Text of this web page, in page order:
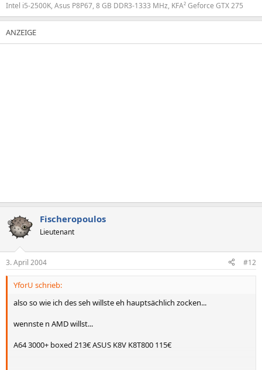
Intel i5-2500K, Asus P8P67, 8 GB DDR3-1333 MHz, KFA² Geforce GTX 275
Fischeropoulos
Lieutenant
3. April 2004 #12
YforU schrieb:
also so wie ich des seh willste eh hauptsächlich zocken...
wennste n AMD willst...
A64 3000+ boxed 213€ ASUS K8V K8T800 115€